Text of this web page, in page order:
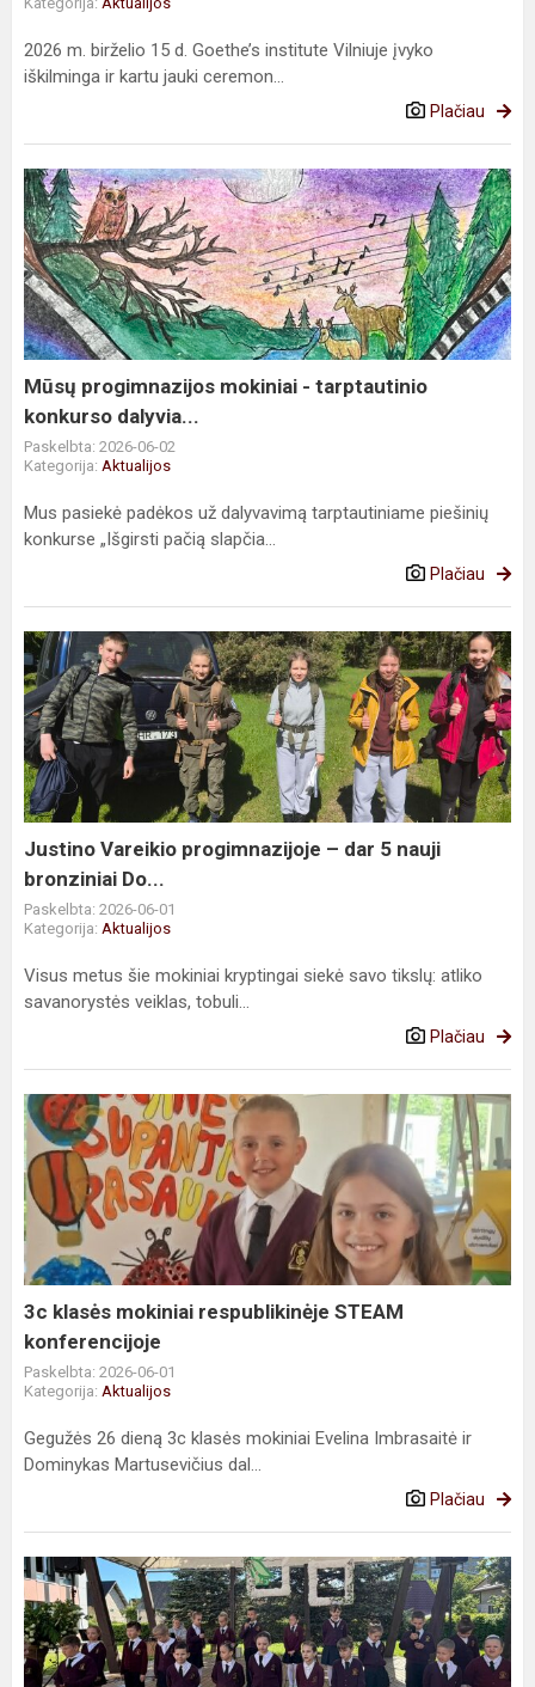
2026 m. birželio 15 d. Goethe’s institute Vilniuje įvyko
iškilminga ir kartu jauki ceremon...
Plačiau
Mūsų
progimnazijos
mokiniai
-
tarptautinio
konkurso
dalyvia...
Mūsų progimnazijos mokiniai - tarptautinio
konkurso dalyvia...
Paskelbta: 2026-06-02
Kategorija: Aktualijos
Mus pasiekė padėkos už dalyvavimą tarptautiniame piešinių
konkurse „Išgirsti pačią slapčia...
Plačiau
Justino
Vareikio
progimnazijoje
–
dar
5
nauji
bronziniai
Do...
Justino Vareikio progimnazijoje – dar 5 nauji
bronziniai Do...
Paskelbta: 2026-06-01
Kategorija: Aktualijos
Visus metus šie mokiniai kryptingai siekė savo tikslų: atliko
savanorystės veiklas, tobuli...
Plačiau
3c
klasės
mokiniai
respublikinėje
STEAM
konferencijoje
3c klasės mokiniai respublikinėje STEAM
konferencijoje
Paskelbta: 2026-06-01
Kategorija: Aktualijos
Gegužės 26 dieną 3c klasės mokiniai Evelina Imbrasaitė ir
Dominykas Martusevičius dal...
Plačiau
Paskutinio
skambučio
šventė
Jonavos